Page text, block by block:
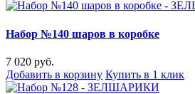
Набор №140 шаров в коробке
7 020 руб.
Добавить в корзину Купить в 1 клик